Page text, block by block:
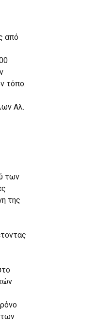
από
τόπο.
Αλ.
των
της
των